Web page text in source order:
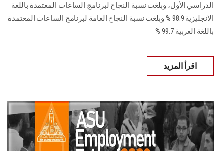
الدراسي الأول، وبلغت نسبة النجاح لبرنامج الساعات المعتمدة باللغة
الانجليزية 98.9 % وبلغت نسبة النجاح العامة لبرنامج الساعات المعتمدة
باللغة العربية 99.7 %
اقرأ المزيد